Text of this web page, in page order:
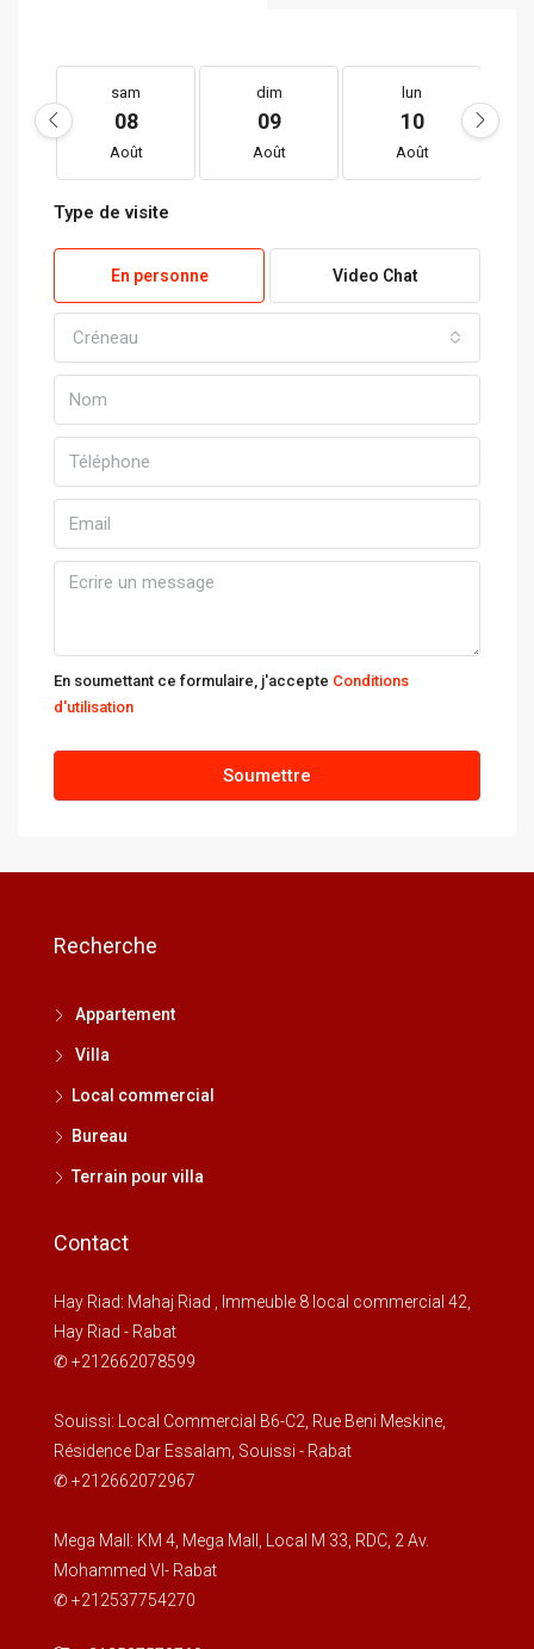
sam
08
Août
dim
09
Août
lun
10
Août
Type de visite
En personne Video Chat
Créneau
En soumettant ce formulaire, j'accepte Conditions
d'utilisation
Soumettre
Recherche
Appartement
Villa
Local commercial
Bureau
Terrain pour villa
Contact
Hay Riad: Mahaj Riad , Immeuble 8 local commercial 42,
Hay Riad - Rabat
✆ +212662078599
Souissi: Local Commercial B6-C2, Rue Beni Meskine,
Résidence Dar Essalam, Souissi - Rabat
✆ +212662072967
Mega Mall: KM 4, Mega Mall, Local M 33, RDC, 2 Av.
Mohammed VI- Rabat
✆ +212537754270